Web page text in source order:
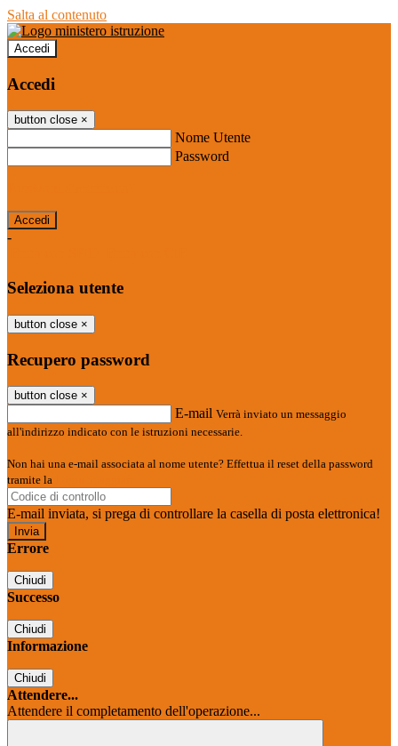
Salta al contenuto
Accedi
Accedi
button close ×
Nome Utente
Password
-
Seleziona utente
button close ×
Recupero password
button close ×
E-mail Verrà inviato un messaggio
all'indirizzo indicato con le istruzioni necessarie.
Non hai una e-mail associata al nome utente? Effettua il reset della password
tramite la
E-mail inviata, si prega di controllare la casella di posta elettronica!
Errore
Chiudi
Successo
Chiudi
Informazione
Chiudi
Attendere...
Attendere il completamento dell'operazione...